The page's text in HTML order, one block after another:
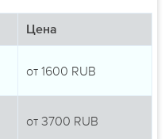
Цена
от 1600 RUB
от 3700 RUB